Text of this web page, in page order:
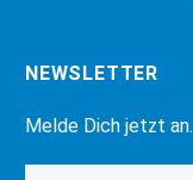
NEWSLETTER
Melde Dich jetzt an.